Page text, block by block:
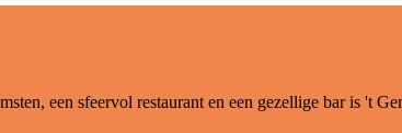
een sfeervol restaurant en een gezellige bar is 't